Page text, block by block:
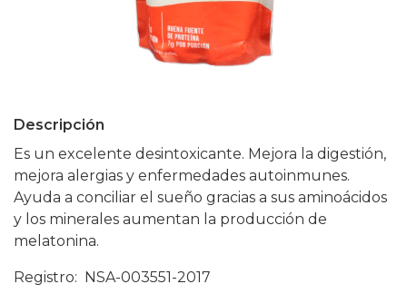
Descripción
Es un excelente desintoxicante. Mejora la digestión,
mejora alergias y enfermedades autoinmunes.
Ayuda a conciliar el sueño gracias a sus aminoácidos
y los minerales aumentan la producción de
melatonina.
Registro: NSA-003551-2017